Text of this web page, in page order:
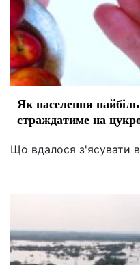
Як населення
страждатиме на
Що вдалося з'ясувати